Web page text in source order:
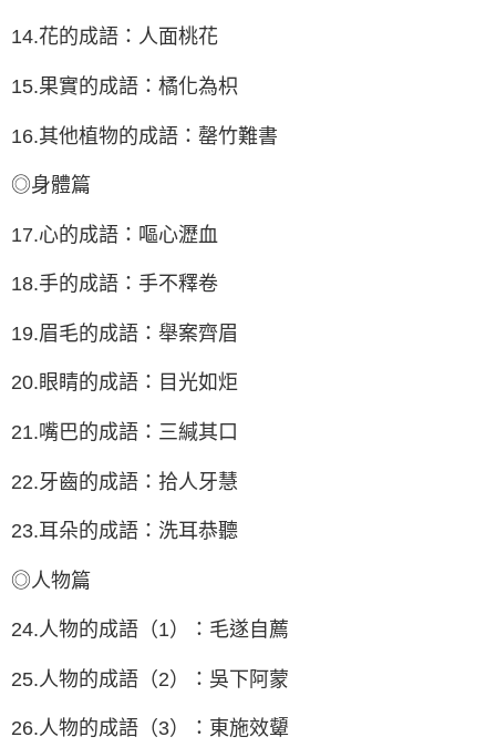
14.花的成語：人面桃花
15.果實的成語：橘化為枳
16.其他植物的成語：罄竹難書
◎身體篇
17.心的成語：嘔心瀝血
18.手的成語：手不釋卷
19.眉毛的成語：舉案齊眉
20.眼睛的成語：目光如炬
21.嘴巴的成語：三緘其口
22.牙齒的成語：拾人牙慧
23.耳朵的成語：洗耳恭聽
◎人物篇
24.人物的成語（1）：毛遂自薦
25.人物的成語（2）：吳下阿蒙
26.人物的成語（3）：東施效顰